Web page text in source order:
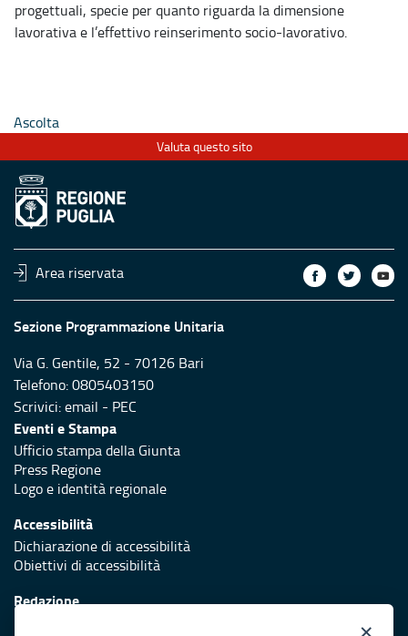
progettuali, specie per quanto riguarda la dimensione
lavorativa e l’effettivo reinserimento socio-lavorativo.
Ascolta
Valuta questo sito
Area riservata
Sezione Programmazione Unitaria
Via G. Gentile, 52 - 70126 Bari
Telefono: 0805403150
Scrivici:email - PEC
Eventi e Stampa
Ufficio stampa della Giunta
Press Regione
Logo e identità regionale
Accessibilità
Dichiarazione di accessibilità
Obiettivi di accessibilità
Redazione
×